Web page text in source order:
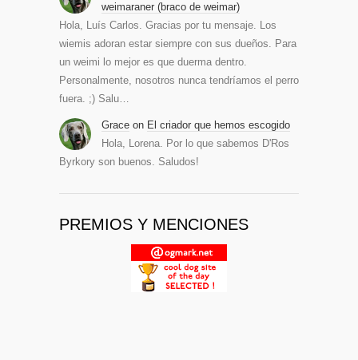
weimaraner (braco de weimar)
Hola, Luís Carlos. Gracias por tu mensaje. Los
wiemis adoran estar siempre con sus dueños. Para
un weimi lo mejor es que duerma dentro.
Personalmente, nosotros nunca tendríamos el perro
fuera. ;) Salu…
Grace on El criador que hemos escogido
Hola, Lorena. Por lo que sabemos D'Ros
Byrkory son buenos. Saludos!
PREMIOS Y MENCIONES